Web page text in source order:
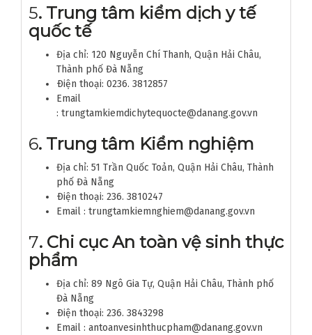
5. Trung tâm kiểm dịch y tế
quốc tế
Địa chỉ: 120 Nguyễn Chí Thanh, Quận Hải Châu,
Thành phố Đà Nẵng
Ðiện thoại: 0236. 3812857
Email
: trungtamkiemdichytequocte@danang.gov.vn
6. Trung tâm Kiểm nghiệm
Địa chỉ: 51 Trần Quốc Toản, Quận Hải Châu, Thành
phố Đà Nẵng
Ðiện thoại: 236. 3810247
Email : trungtamkiemnghiem@danang.gov.vn
7. Chi cục An toàn vệ sinh thực
phẩm
Địa chỉ: 89 Ngô Gia Tự, Quận Hải Châu, Thành phố
Đà Nẵng
Ðiện thoại: 236. 3843298
Email : antoanvesinhthucpham@danang.gov.vn